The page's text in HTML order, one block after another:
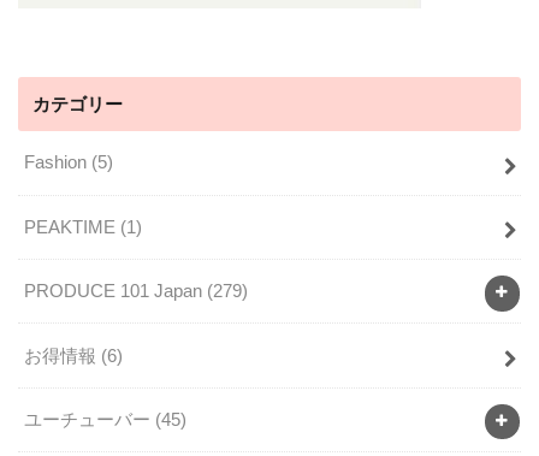
カテゴリー
Fashion (5)
PEAKTIME (1)
PRODUCE 101 Japan (279)
お得情報 (6)
ユーチューバー (45)